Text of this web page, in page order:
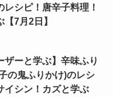
レシピ！唐辛子料理！
【7月2日】
ザーと学ぶ】辛味ふり
の鬼ふりかけ)のレシ
イシン！カズと学ぶ